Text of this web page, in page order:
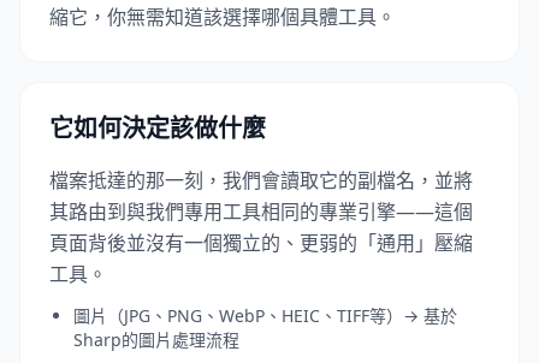
縮它，你無需知道該選擇哪個具體工具。
它如何決定該做什麼
檔案抵達的那一刻，我們會讀取它的副檔名，並將
其路由到與我們專用工具相同的專業引擎——這個
頁面背後並沒有一個獨立的、更弱的「通用」壓縮
工具。
圖片（JPG、PNG、WebP、HEIC、TIFF等）→ 基於
Sharp的圖片處理流程